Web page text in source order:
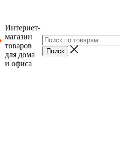
Интернет-
магазин
товаров
для дома
и офиса